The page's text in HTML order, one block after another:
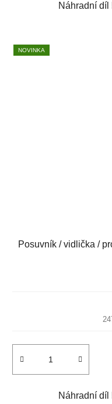
Náhradní díl
NOVINKA
Posuvník / vidlička /
Náhradní díl